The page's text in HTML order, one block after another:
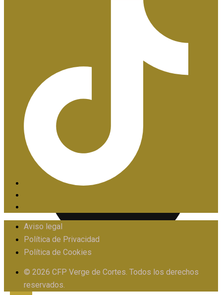
X
Aviso legal
Política de Privacidad
Política de Cookies
© 2026 CFP Verge de Cortes. Todos los derechos
reservados.